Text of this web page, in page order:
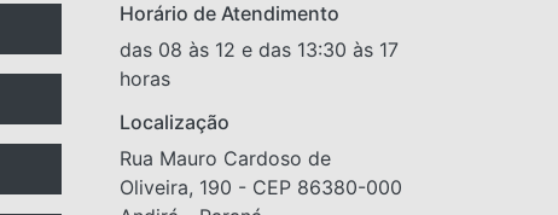
Horário de Atendimento
das 08 às 12 e das 13:30 às 17
horas
Localização
Rua Mauro Cardoso de
Oliveira, 190 - CEP 86380-000